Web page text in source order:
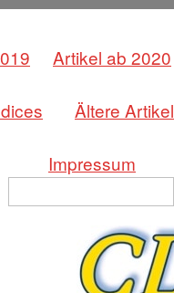
Artikel ab 2020
Ältere Artikel
Impressum